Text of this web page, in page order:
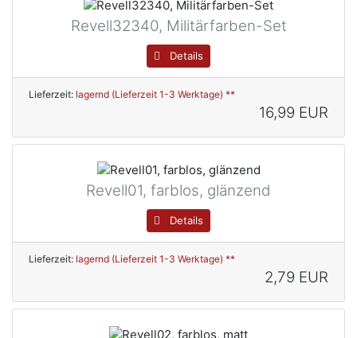
Revell32340, Militärfarben-Set
Details
Lieferzeit: lagernd (Lieferzeit 1-3 Werktage) **
16,99 EUR
Revell01, farblos, glänzend
Details
Lieferzeit: lagernd (Lieferzeit 1-3 Werktage) **
2,79 EUR